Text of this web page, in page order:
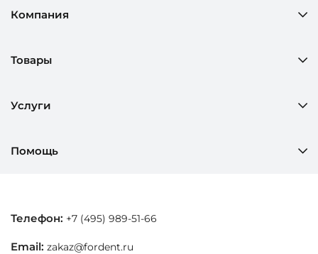
Компания
Товары
Услуги
Помощь
Телефон: +7 (495) 989-51-66
Email: zakaz@fordent.ru